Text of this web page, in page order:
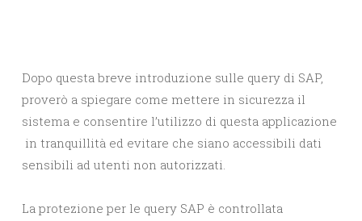
Dopo questa breve introduzione sulle query di SAP,
proverò a spiegare come mettere in sicurezza il
sistema e consentire l’utilizzo di questa applicazione
in tranquillità ed evitare che siano accessibili dati
sensibili ad utenti non autorizzati.
La protezione per le query SAP è controllata